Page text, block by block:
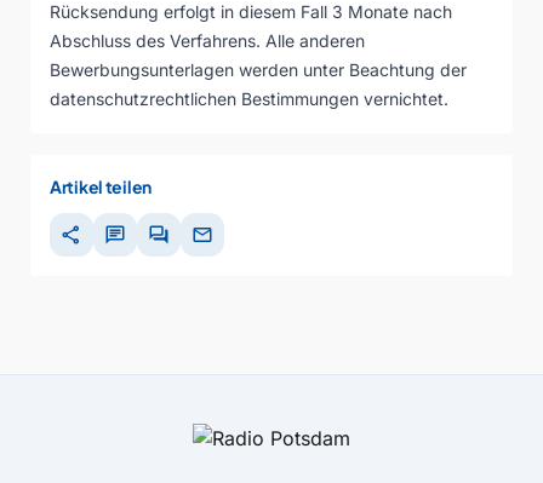
Rücksendung erfolgt in diesem Fall 3 Monate nach
Abschluss des Verfahrens. Alle anderen
Bewerbungsunterlagen werden unter Beachtung der
datenschutzrechtlichen Bestimmungen vernichtet.
Artikel teilen
share chat forum mail